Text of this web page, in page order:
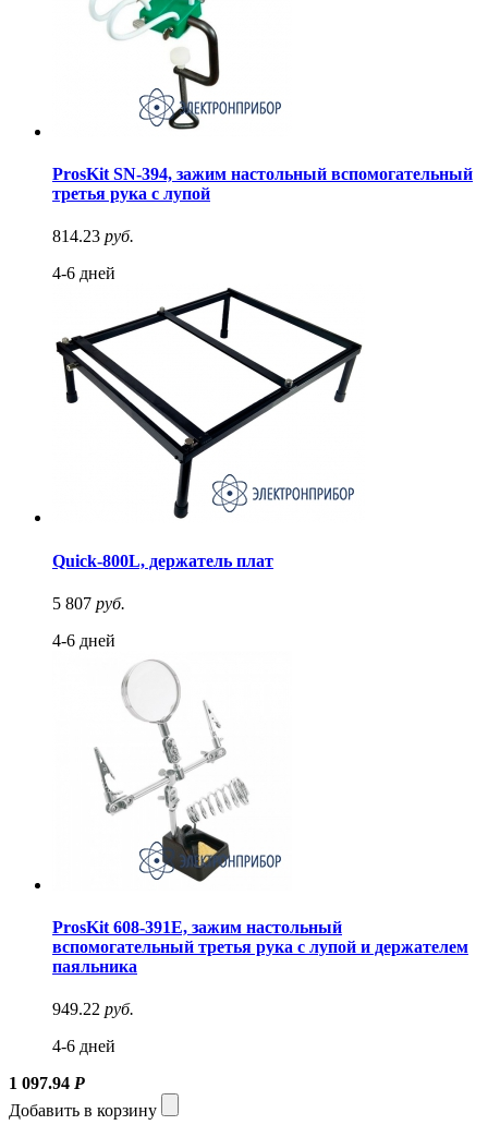
ProsKit SN-394, зажим настольный вспомогательный
третья рука с лупой
814.23 руб.
4-6 дней
Quick-800L, держатель плат
5 807 руб.
4-6 дней
ProsKit 608-391E, зажим настольный
вспомогательный третья рука с лупой и держателем
паяльника
949.22 руб.
4-6 дней
1 097.94 Р
Добавить в корзину